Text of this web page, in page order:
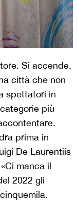
Si accende,
città che non
spettatori in
più
prima in
De Laurentiis
manca il
2022 gli